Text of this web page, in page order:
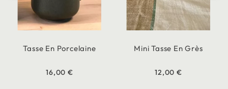
Tasse En Porcelaine
16,00 €
Mini Tasse En Grès
12,00 €